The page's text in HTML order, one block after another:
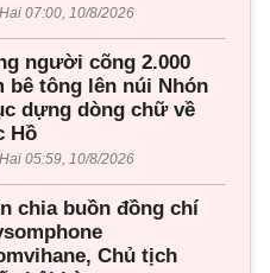
07:00, 10/8/2026
người cõng 2.000
bê tông lên núi Nhón
dựng dòng chữ về
Hồ
05:59, 10/8/2026
chia buồn đồng chí
Chủ tịch